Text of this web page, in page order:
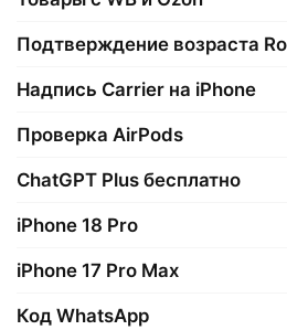
Надпись Carrier на iPhone
Проверка AirPods
ChatGPT Plus бесплатно
iPhone 18 Pro
iPhone 17 Pro Max
Код WhatsApp